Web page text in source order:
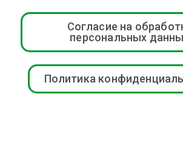
Согласие на
персональных
Политика